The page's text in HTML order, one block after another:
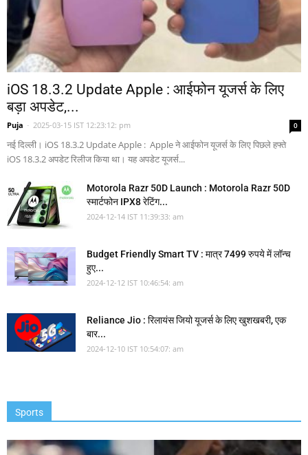
iOS 18.3.2 Update Apple : आईफोन यूजर्स के लिए
बड़ा अपडेट,...
Puja - 2025-03-15 IST 12:23:12: pm 0
नई दिल्ली। iOS 18.3.2 Update Apple : Apple ने आईफोन यूजर्स के लिए पिछले हफ्ते
iOS 18.3.2 अपडेट रिलीज किया था। यह अपडेट यूजर्स...
Motorola Razr 50D Launch : Motorola Razr 50D
स्मार्टफोन IPX8 रेटिंग...
2024-12-14 IST 11:39:33: am
Budget Friendly Smart TV : मात्र 7499 रुपये में लॉन्च
हुए...
2024-12-12 IST 10:46:54: am
Reliance Jio : रिलायंस जियो यूजर्स के लिए खुशखबरी, एक
बार...
2024-12-10 IST 10:54:07: am
Sports